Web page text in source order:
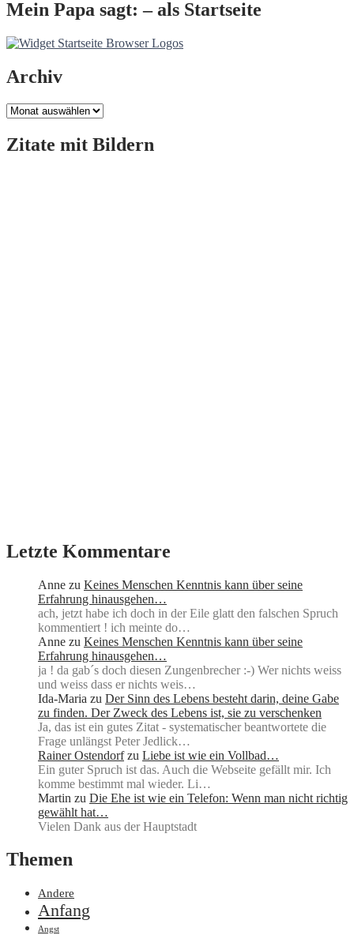
Mein Papa sagt: – als Startseite
Archiv
Archiv
Zitate mit Bildern
Letzte Kommentare
Anne zu Keines Menschen Kenntnis kann über seine
Erfahrung hinausgehen…
ach, jetzt habe ich doch in der Eile glatt den falschen Spruch
kommentiert ! ich meinte do…
Anne zu Keines Menschen Kenntnis kann über seine
Erfahrung hinausgehen…
ja ! da gab´s doch diesen Zungenbrecher :-) Wer nichts weiss
und weiss dass er nichts weis…
Ida-Maria zu Der Sinn des Lebens besteht darin, deine Gabe
zu finden. Der Zweck des Lebens ist, sie zu verschenken
Ja, das ist ein gutes Zitat - systematischer beantwortete die
Frage unlängst Peter Jedlick…
Rainer Ostendorf zu Liebe ist wie ein Vollbad…
Ein guter Spruch ist das. Auch die Webseite gefällt mir. Ich
komme bestimmt mal wieder. Li…
Martin zu Die Ehe ist wie ein Telefon: Wenn man nicht richtig
gewählt hat…
Vielen Dank aus der Hauptstadt
Themen
Andere
Anfang
Angst